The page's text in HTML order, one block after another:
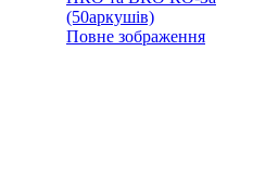
Повне зображення